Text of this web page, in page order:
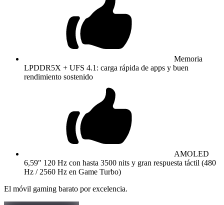
Memoria
LPDDR5X + UFS 4.1: carga rápida de apps y buen
rendimiento sostenido
AMOLED
6,59" 120 Hz con hasta 3500 nits y gran respuesta táctil (480
Hz / 2560 Hz en Game Turbo)
El móvil gaming barato por excelencia.